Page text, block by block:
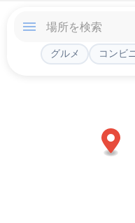
グルメ コンビニ